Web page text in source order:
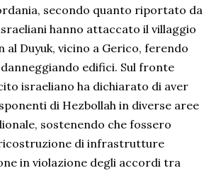
secondo quanto riportato da
hanno attaccato il villaggio
al Duyuk, vicino a Gerico, ferendo
edifici. Sul fronte
israeliano ha dichiarato di aver
di Hezbollah in diverse aree
sostenendo che fossero
di infrastrutture
in violazione degli accordi tra